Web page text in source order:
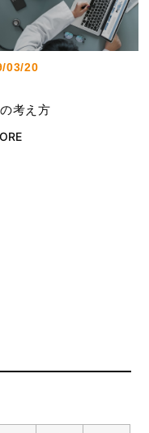
03/20
考え方